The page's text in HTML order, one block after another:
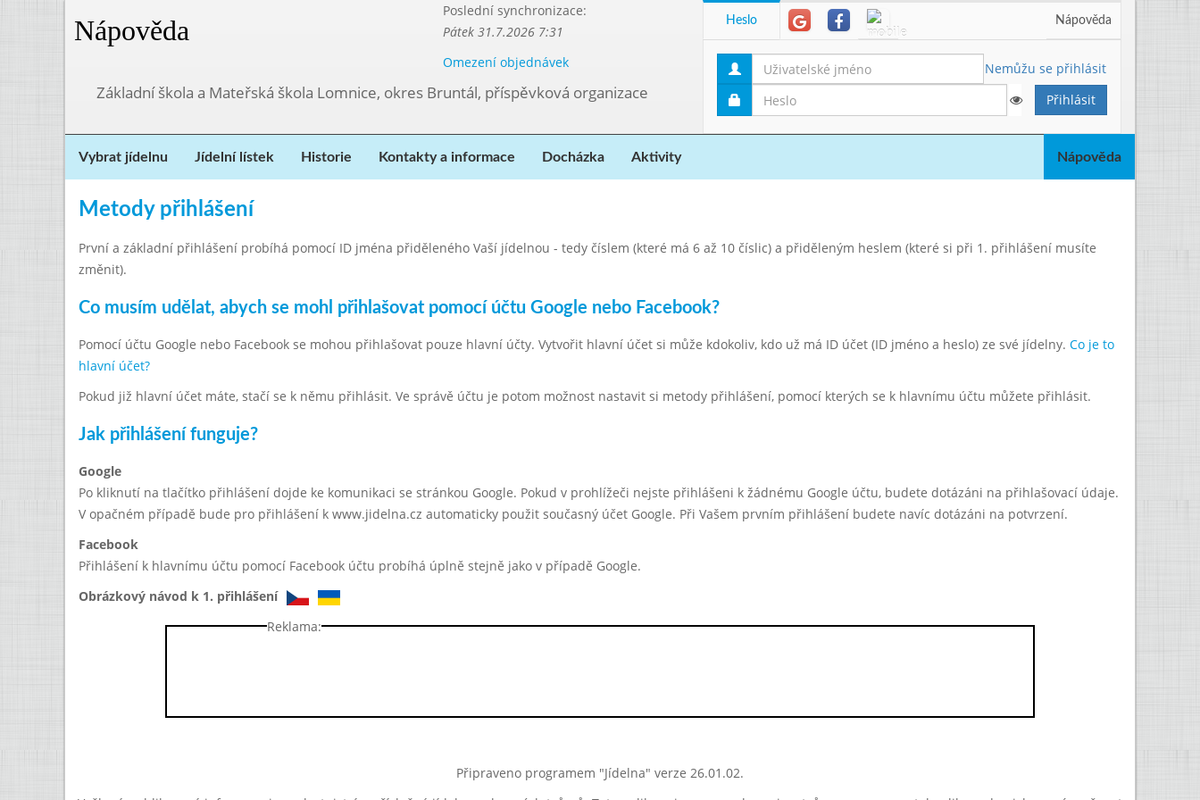
Nápověda
Poslední synchronizace:
Pátek 31.7.2026 7:31
Omezení objednávek
Základní škola a Mateřská škola Lomnice, okres Bruntál, příspěvková organizace
Heslo Nápověda
Nemůžu se přihlásit
Vybrat jídelnu Jídelní lístek Historie Kontakty a informace Docházka Aktivity Nápověda
Metody přihlášení
První a základní přihlášení probíhá pomocí ID jména přiděleného Vaší jídelnou - tedy číslem (které má 6 až 10 číslic) a přiděleným heslem (které si při 1. přihlášení musíte
změnit).
Co musím udělat, abych se mohl přihlašovat pomocí účtu Google nebo Facebook?
Pomocí účtu Google nebo Facebook se mohou přihlašovat pouze hlavní účty. Vytvořit hlavní účet si může kdokoliv, kdo už má ID účet (ID jméno a heslo) ze své jídelny. Co je to
hlavní účet?
Pokud již hlavní účet máte, stačí se k němu přihlásit. Ve správě účtu je potom možnost nastavit si metody přihlášení, pomocí kterých se k hlavnímu účtu můžete přihlásit.
Jak přihlášení funguje?
Google
Po kliknutí na tlačítko přihlášení dojde ke komunikaci se stránkou Google. Pokud v prohlížeči nejste přihlášeni k žádnému Google účtu, budete dotázáni na přihlašovací údaje.
V opačném případě bude pro přihlášení k www.jidelna.cz automaticky použit současný účet Google. Při Vašem prvním přihlášení budete navíc dotázáni na potvrzení.
Facebook
Přihlášení k hlavnímu účtu pomocí Facebook účtu probíhá úplně stejně jako v případě Google.
Obrázkový návod k 1. přihlášení
Reklama:
Připraveno programem "Jídelna" verze 26.01.02.